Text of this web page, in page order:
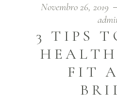
Novembro 26, 2019
3 TIPS
FIT